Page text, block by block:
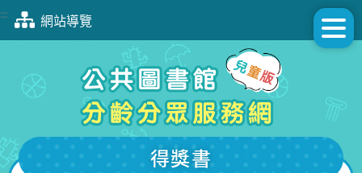
跳
塊
::: 網站導覽
得獎書